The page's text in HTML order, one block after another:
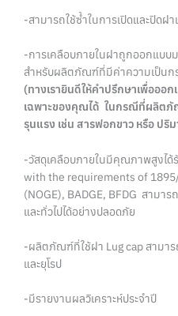
-สามารถใช้ซ้ำในการเปิดและปิดฝ
-การเคลือบภายในฝาถูกออกแบ
สำหรับผลิตภัณฑ์ที่มีค่าความเป็นก
(ทางเรายินดีให้คำปรึกษาเพื่ออ
เฉพาะของคุณได้ ในกรณีที่ผลิต
รุนแรง เช่น สารฟอกขาว หรือ ปริ
-วัสดุเคลือบภายในมีคุณภาพสูงไ
with the requirements of
(NOGE), BADGE, BFDG สามา
และทั่วไปได้อย่างปลอดภัย
-ผลิตภัณฑ์ที่ใช้ฝา Lug cap สามาร
และยุโรป
-มีรายงานผลวิเคราะห์ประจำปี